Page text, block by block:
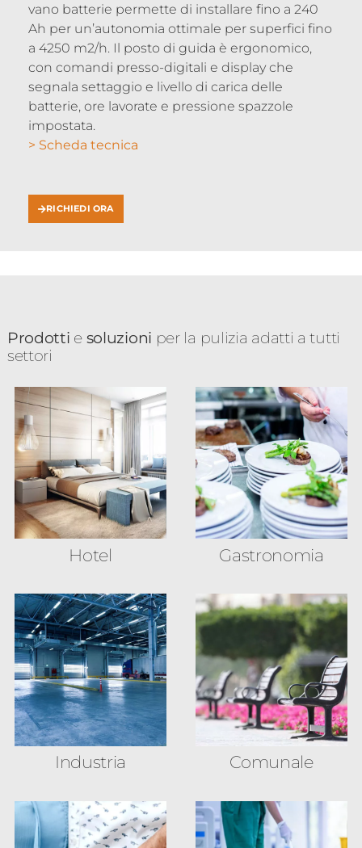
vano batterie permette di installare fino a 240
Ah per un’autonomia ottimale per superfici fino
a 4250 m2/h. Il posto di guida è ergonomico,
con comandi presso-digitali e display che
segnala settaggio e livello di carica delle
batterie, ore lavorate e pressione spazzole
impostata.
> Scheda tecnica
RICHIEDI ORA
Prodotti e soluzioni per la pulizia adatti a tutti
settori
Hotel Gastronomia
Industria Comunale